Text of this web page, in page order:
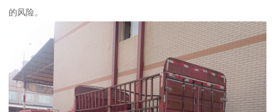
的风险。